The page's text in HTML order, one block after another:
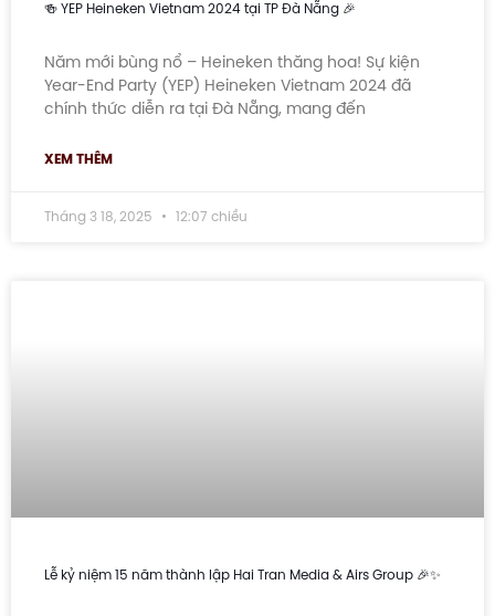
🍻 YEP Heineken Vietnam 2024 tại TP Đà Nẵng 🎉
Năm mới bùng nổ – Heineken thăng hoa! Sự kiện
Year-End Party (YEP) Heineken Vietnam 2024 đã
chính thức diễn ra tại Đà Nẵng, mang đến
XEM THÊM
Tháng 3 18, 2025 12:07 chiều
Lễ kỷ niệm 15 năm thành lập Hai Tran Media & Airs Group 🎉✨